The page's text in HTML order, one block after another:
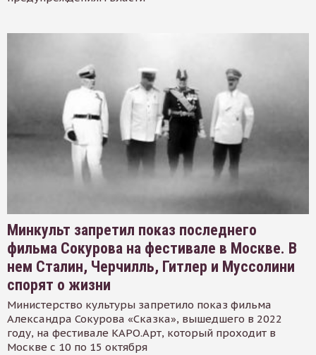
Минкульт запретил показ последнего
фильма Сокурова на фестивале в Москве. В
нем Сталин, Черчилль, Гитлер и Муссолини
спорят о жизни
Министерство культуры запретило показ фильма
Александра Сокурова «Сказка», вышедшего в 2022
году, на фестивале КАРО.Арт, который проходит в
Москве с 10 по 15 октября